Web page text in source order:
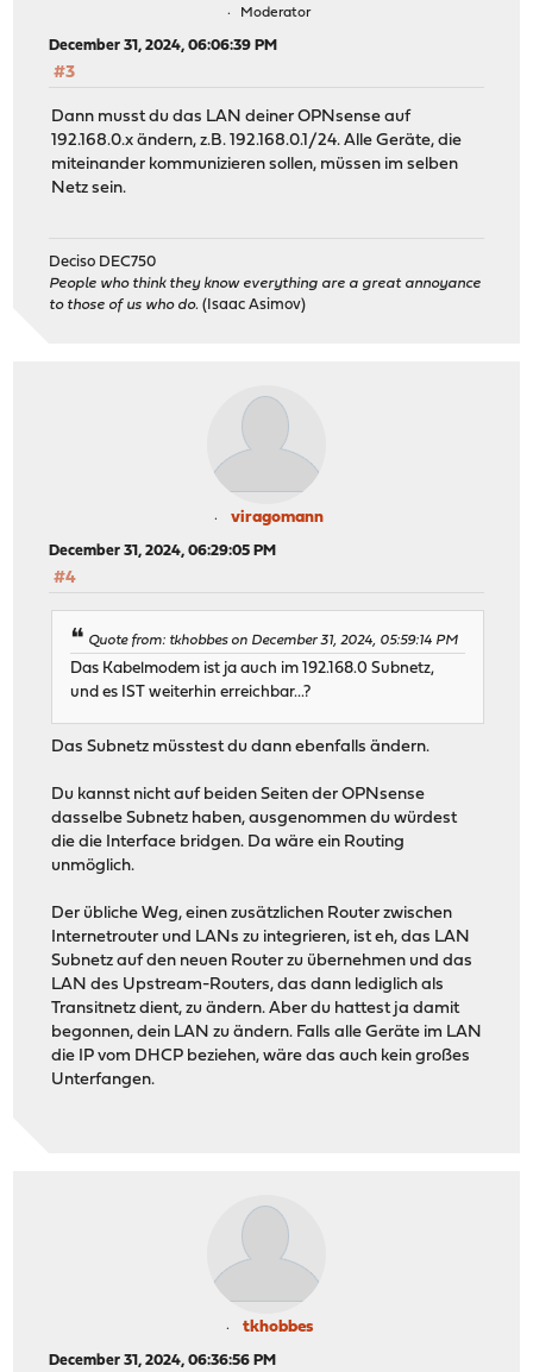
Moderator
December 31, 2024, 06:06:39 PM
#3
Dann musst du das LAN deiner OPNsense auf
192.168.0.x ändern, z.B. 192.168.0.1/24. Alle Geräte, die
miteinander kommunizieren sollen, müssen im selben
Netz sein.
Deciso DEC750
People who think they know everything are a great annoyance
to those of us who do. (Isaac Asimov)
viragomann
December 31, 2024, 06:29:05 PM
#4
Quote from: tkhobbes on December 31, 2024, 05:59:14 PM
Das Kabelmodem ist ja auch im 192.168.0 Subnetz,
und es IST weiterhin erreichbar...?
Das Subnetz müsstest du dann ebenfalls ändern.
Du kannst nicht auf beiden Seiten der OPNsense
dasselbe Subnetz haben, ausgenommen du würdest
die die Interface bridgen. Da wäre ein Routing
unmöglich.
Der übliche Weg, einen zusätzlichen Router zwischen
Internetrouter und LANs zu integrieren, ist eh, das LAN
Subnetz auf den neuen Router zu übernehmen und das
LAN des Upstream-Routers, das dann lediglich als
Transitnetz dient, zu ändern. Aber du hattest ja damit
begonnen, dein LAN zu ändern. Falls alle Geräte im LAN
die IP vom DHCP beziehen, wäre das auch kein großes
Unterfangen.
tkhobbes
December 31, 2024, 06:36:56 PM